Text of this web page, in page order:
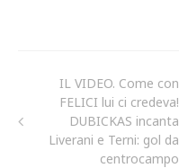
IL VIDEO. Come con
FELICI lui ci credeva!
DUBICKAS incanta
Liverani e Terni: gol da
centrocampo